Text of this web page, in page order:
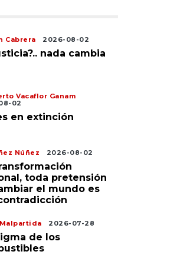
Cabrera 2026-08-02
nada cambia
Vacaflor Ganam
02
en extinción
Núñez 2026-08-02
toda pretensión
el mundo es
2026-07-28
de los